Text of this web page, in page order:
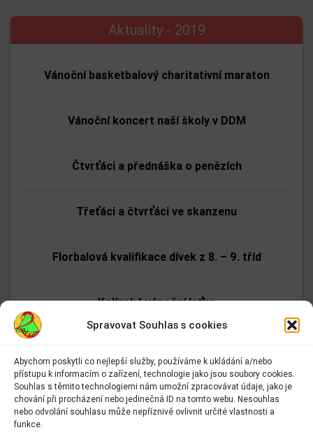
Spravovat Souhlas s cookies
Abychom poskytli co nejlepší služby, používáme k ukládání a/nebo
přístupu k informacím o zařízení, technologie jako jsou soubory cookies.
Souhlas s těmito technologiemi nám umožní zpracovávat údaje, jako je
chování při procházení nebo jedinečná ID na tomto webu. Nesouhlas
nebo odvolání souhlasu může nepříznivě ovlivnit určité vlastnosti a
funkce.
Aktuality - 2019
Vánoční basketbalový charitativní maraton
Vánoční koncert naší školy v DDM
Čtvrťáci a přednáška o penězích
Třeťáci a čtvrťáci ve skanzenu
Florbalová kvalifikace dívek z 8. – 9. tříd
Kolínská vánoční laťka
Okresní kolo florbalu 1. stupně na ZŠ Lipanská
Adresa:
Základní škola Kolín II.
Kmochova 943